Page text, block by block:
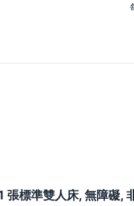
張標準雙人床, 無障礙,